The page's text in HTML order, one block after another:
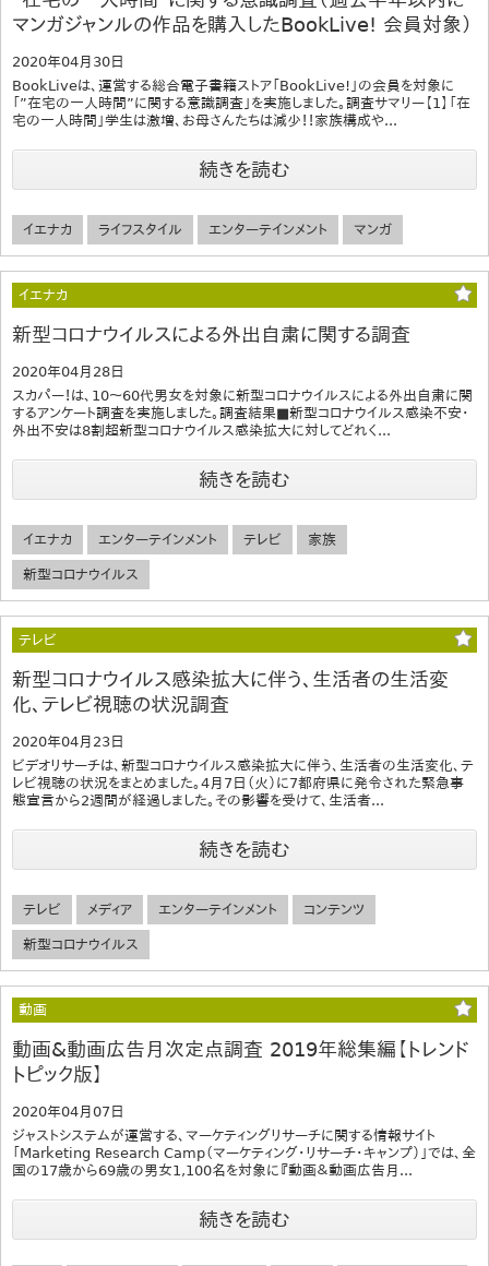
マンガジャンルの作品を購入したBookLive! 会員対象）
2020年04月30日
BookLiveは、運営する総合電子書籍ストア「BookLive!」の会員を対象に
「”在宅の一人時間”に関する意識調査」を実施しました。調査サマリー【1】「在
宅の一人時間」学生は激増、お母さんたちは減少！！家族構成や...
続きを読む
イエナカ ライフスタイル エンターテインメント マンガ
イエナカ
新型コロナウイルスによる外出自粛に関する調査
2020年04月28日
スカパー！は、10～60代男女を対象に新型コロナウイルスによる外出自粛に関
するアンケート調査を実施しました。調査結果■新型コロナウイルス感染不安・
外出不安は8割超新型コロナウイルス感染拡大に対してどれく...
続きを読む
イエナカ エンターテインメント テレビ 家族
新型コロナウイルス
テレビ
新型コロナウイルス感染拡大に伴う、生活者の生活変
化、テレビ視聴の状況調査
2020年04月23日
ビデオリサーチは、新型コロナウイルス感染拡大に伴う、生活者の生活変化、テ
レビ視聴の状況をまとめました。4月7日（火）に7都府県に発令された緊急事
態宣言から2週間が経過しました。その影響を受けて、生活者...
続きを読む
テレビ メディア エンターテインメント コンテンツ
新型コロナウイルス
動画
動画&動画広告月次定点調査 2019年総集編【トレンド
トピック版】
2020年04月07日
ジャストシステムが運営する、マーケティングリサーチに関する情報サイト
「Marketing Research Camp（マーケティング・リサーチ・キャンプ）」では、全
国の17歳から69歳の男女1,100名を対象に『動画＆動画広告月...
続きを読む